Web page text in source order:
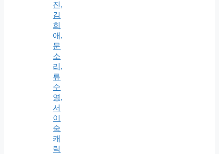
진,
김
희
애,
문
소
리,
류
수
영,
서
이
숙
캐
릭